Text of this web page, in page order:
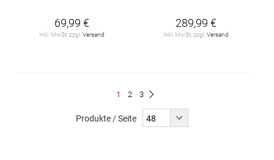
69,99 €
inkl. MwSt. zzgl. Versand
289,99 €
inkl. MwSt. zzgl. Versand
Du
1 Seite
2 Seite
3
Produkte / Seite